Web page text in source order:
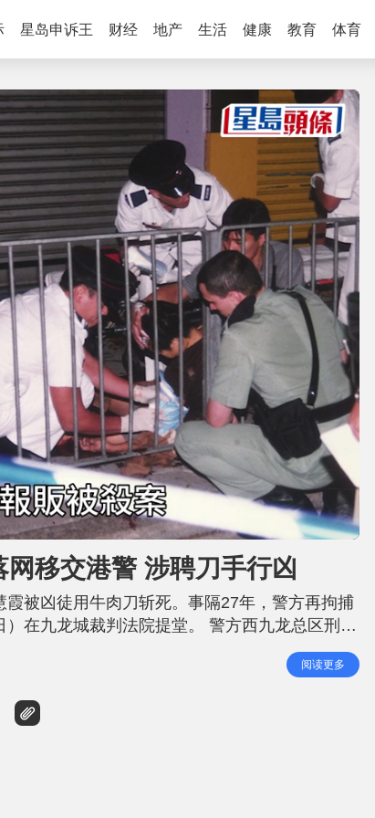
星岛申诉王 财经 地产 生活 健康 教育 体育
移交港警 涉聘刀手行凶
被凶徒用牛肉刀斩死。事隔27年，警方再拘捕
在九龙城裁判法院提堂。 警方西九龙总区刑事
公安厅和深圳市公安局的协助下，于昨日（16
1999年9月22日深水埗大埔道的谋杀
阅读更多